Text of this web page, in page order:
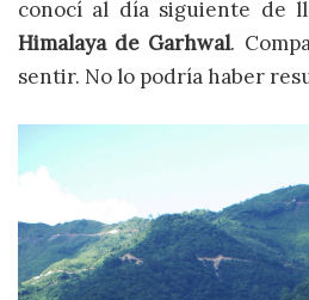
conocí al día siguiente de
Himalaya de Garhwal.
sentir. No lo podría haber